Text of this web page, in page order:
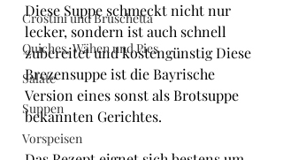
Crostini und Bruschetta
Quiches, Wähen und Pies
Salate
Suppen
Vorspeisen
Diese Suppe schmeckt nicht nur
lecker, sondern ist auch schnell
zubereitet und kostengünstig Diese
Brezensuppe ist die Bayrische
Version eines sonst als Brotsuppe
bekannten Gerichtes.